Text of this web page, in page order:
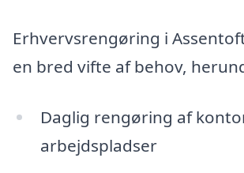
Erhvervsrengøring i
en bred vifte af behov,
Daglig rengøring af
arbejdspladser